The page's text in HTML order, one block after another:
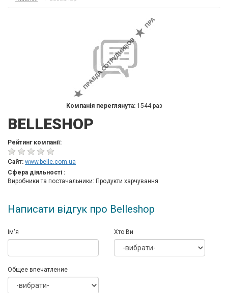
Компанія переглянута: 1544 раз
BELLESHOP
Рейтинг компанії:
Сайт: www.belle.com.ua
Сфера діяльності :
Виробники та постачальники: Продукти харчування
Написати відгук про Belleshop
Ім'я Хто Ви
Общее впечатление